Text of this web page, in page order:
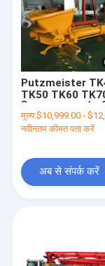
Putzmeister
TK50 TK60
सिस्टम मॉड्यूल
मूल्य:$10,999.00 -
नवीनतम कीमत पता करें
अब से संपर्क करें